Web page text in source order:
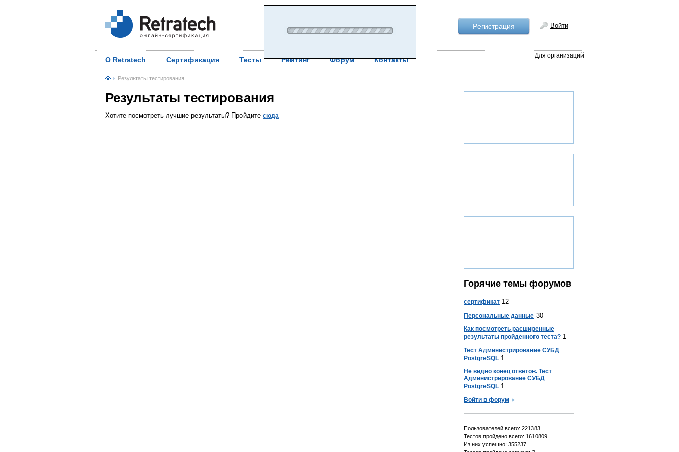
Рeгистрация Войти
Для организаций
О Retratech Сертификация Тесты Рейтинг Форум Контакты
Результаты тестирования
Результаты тестирования
Хотите посмотреть лучшие результаты? Пройдите сюда
Горячие темы форумов
сертификат 12
Персональные данные 30
Как посмотреть расширенные
результаты пройденного теста? 1
Тест Администрирование СУБД
PostgreSQL 1
Не видно конец ответов. Тест
Администрирование СУБД
PostgreSQL 1
Войти в форум
Пользователей всего: 221383
Тестов пройдено всего: 1610809
Из них успешно: 355237